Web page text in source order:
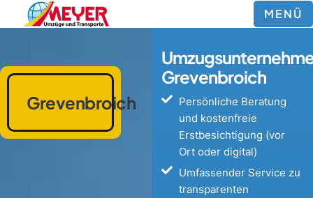
MENÜ
Grevenbroich
Persönliche Beratung
und kostenfreie
Erstbesichtigung (vor
Ort oder digital)
Umfassender Service zu
transparenten
Grevenbroich